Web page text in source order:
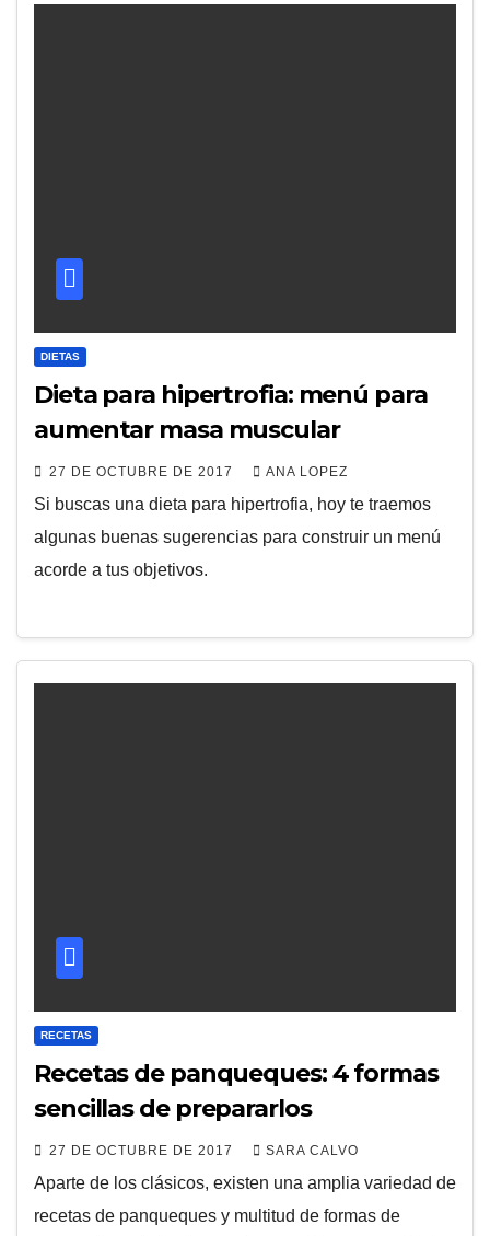
DIETAS
Dieta para hipertrofia: menú para
aumentar masa muscular
27 DE OCTUBRE DE 2017 ANA LOPEZ
Si buscas una dieta para hipertrofia, hoy te traemos
algunas buenas sugerencias para construir un menú
acorde a tus objetivos.
RECETAS
Recetas de panqueques: 4 formas
sencillas de prepararlos
27 DE OCTUBRE DE 2017 SARA CALVO
Aparte de los clásicos, existen una amplia variedad de
recetas de panqueques y multitud de formas de